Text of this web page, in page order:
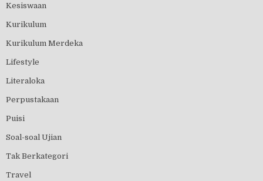
Kesiswaan
Kurikulum
Kurikulum Merdeka
Lifestyle
Literaloka
Perpustakaan
Puisi
Soal-soal Ujian
Tak Berkategori
Travel